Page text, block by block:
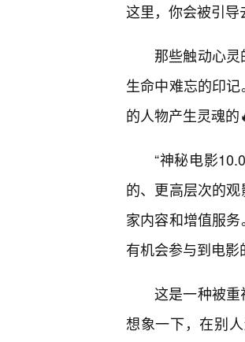
这里，你会被引导
那些触动心
生命中难忘的印
的人物产生灵魂的
“神秘电影
的、更高层次的
家内容和增值服
有机会参与到电影
这是一种被重
想象一下，在别